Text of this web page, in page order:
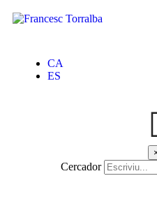
CA
ES
Cercador